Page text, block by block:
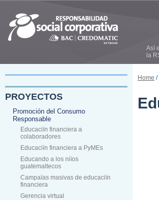
Así
la
PROYECTOS
Promoción del Consumo
Responsable
Educaciïn financiera a
colaboradores
Educaciïn financiera a PyMEs
Educando a los niïos
guatemaltecos
Campaïas masivas de educaciïn
financiera
Gerencia virtual
Home /